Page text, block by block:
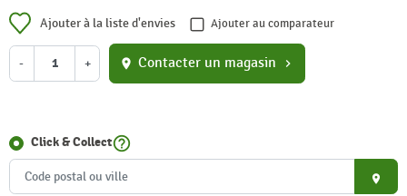
Ajouter à la liste d'envies Ajouter au comparateur
- + location_on Contacter un magasin chevron_right
Click & Collecthelp_outline
place